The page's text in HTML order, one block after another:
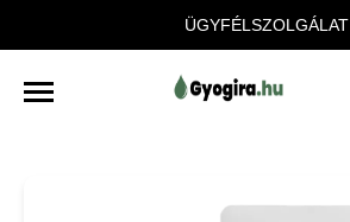
ÜGYFÉLSZOLGÁLAT